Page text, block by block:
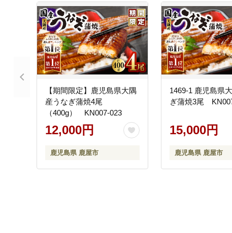
【期間限定】鹿児島県大隅
産うなぎ蒲焼4尾
（400g） KN007-023
12,000円
鹿児島県 鹿屋市
1469-1 鹿児島県
ぎ蒲焼3尾
15,000円
鹿児島県 鹿屋市